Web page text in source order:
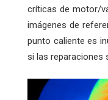
críticas de motor/
imágenes de
punto caliente es
si las reparaciones